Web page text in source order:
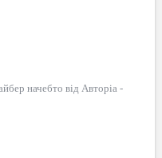
начебто від Авторіа -